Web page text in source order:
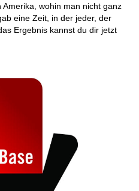
wohin man nicht ganz
eine Zeit, in der jeder, der
Ergebnis kannst du dir jetzt